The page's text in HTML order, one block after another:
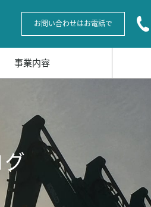
お問い合わせはお電話で
事業内容